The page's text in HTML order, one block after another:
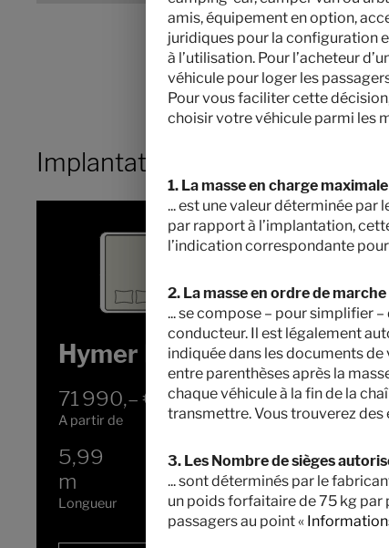
Implantation
Hymer Redwood 600
71 990,– €
A partir de
2 - 4
Couchages
5,99
m
Longueur
3500 kg
Masse en charge maximale
techniquement admissible*
amis, équipement en option,
juridiques pour la configuration
à l’utilisation. Pour l’acheteur
véhicule pour loger les
Pour vous faciliter cette
choisir votre véhicule parmi les
1. La masse en charge
... est une valeur déterminée
par rapport à l’implantation,
l’indication correspondante
2. La masse en ordre de marche
... se compose – pour simplifier
conducteur. Il est légalement
indiquée dans les documents
entre parenthèses après la
chaque véhicule à la fin de la
transmettre. Vous trouverez des
3. Les Nombre de sièges
... sont déterminés par le
un poids forfaitaire de 75 kg par
passagers au point «